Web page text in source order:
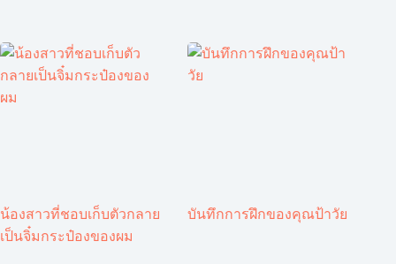
น้องสาวที่ชอบเก็บตัวกลาย
เป็นจิ๋มกระป๋องของผม
บันทึกการฝึกของคุณป้าวัย